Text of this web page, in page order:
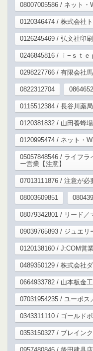
08007005586 / ネット・
0120346474 / 株式会社
0126245469 / 弘文社印
0246845816 / ｉ−ｓｔ
0298227766 / 有限会社
0822312704
0115512384 / 長谷川薬局
0120381832 / 山田養蜂
0120995474 / ネット・
05057848546 / ライフ
ー営業【注意】
07013111876 / 注意が必
08003609851
08079342801 / リード／
09039765893 / ジュエリ
0120138160 / J:COM営業
0489350129 / 株式会社
0664933782 / 山本板金
07031954235 / ユーポス
0343311110 / ゴールド
0353150327 / ブレイン